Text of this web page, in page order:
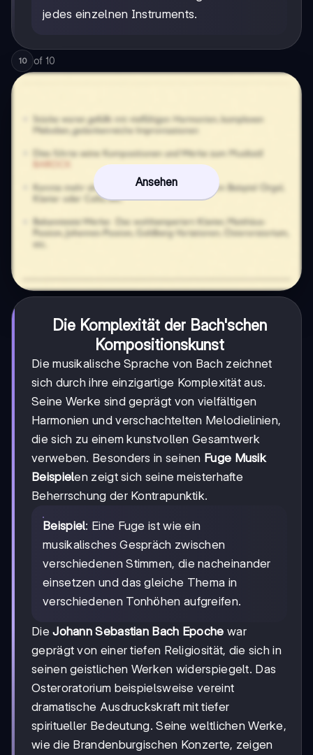
jedes einzelnen Instruments.
10 of 10
Ansehen
Die Komplexität der Bach'schen
Kompositionskunst
Die musikalische Sprache von Bach zeichnet
sich durch ihre einzigartige Komplexität aus.
Seine Werke sind geprägt von vielfältigen
Harmonien und verschachtelten Melodielinien,
die sich zu einem kunstvollen Gesamtwerk
verweben. Besonders in seinen Fuge Musik
Beispielen zeigt sich seine meisterhafte
Beherrschung der Kontrapunktik.
Beispiel: Eine Fuge ist wie ein
musikalisches Gespräch zwischen
verschiedenen Stimmen, die nacheinander
einsetzen und das gleiche Thema in
verschiedenen Tonhöhen aufgreifen.
DieJohann Sebastian Bach Epoche war
geprägt von einer tiefen Religiosität, die sich in
seinen geistlichen Werken widerspiegelt. Das
Osteroratorium beispielsweise vereint
dramatische Ausdruckskraft mit tiefer
spiritueller Bedeutung. Seine weltlichen Werke,
wie die Brandenburgischen Konzerte, zeigen